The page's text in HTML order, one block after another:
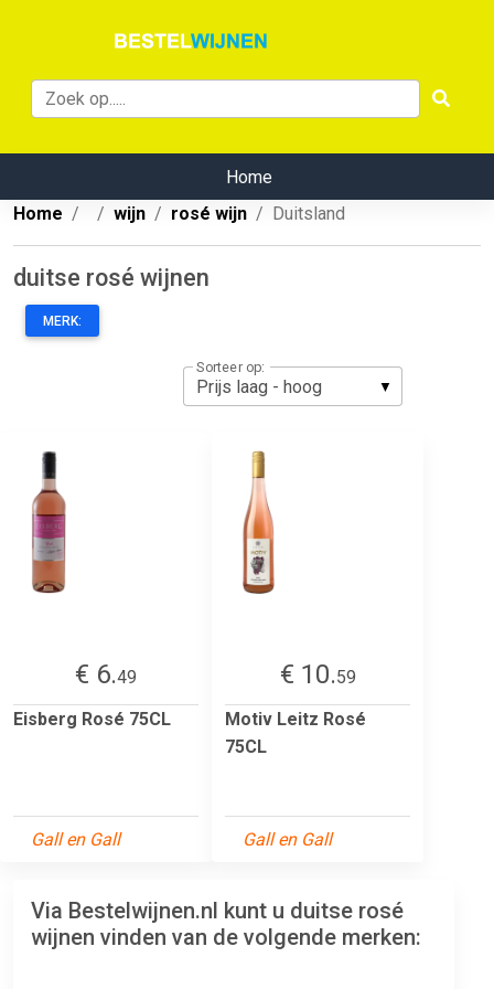
Home
Home
wijn rosé wijn Duitsland
duitse rosé wijnen
MERK:
Sorteer op:
€ 6.49
Eisberg Rosé 75CL
Gall en Gall
€ 10.59
Motiv Leitz Rosé
75CL
Gall en Gall
Via Bestelwijnen.nl kunt u duitse rosé
wijnen vinden van de volgende merken: